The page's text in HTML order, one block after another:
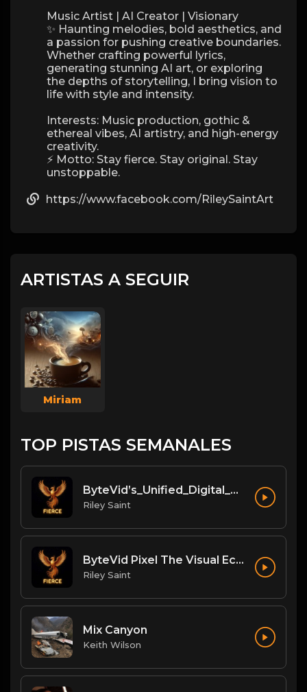
Music Artist | AI Creator | Visionary
✨ Haunting melodies, bold aesthetics, and
a passion for pushing creative boundaries.
Whether crafting powerful lyrics,
generating stunning AI art, or exploring
the depths of storytelling, I bring vision to
life with style and intensity.
Interests: Music production, gothic &
ethereal vibes, AI artistry, and high-energy
creativity.
⚡ Motto: Stay fierce. Stay original. Stay
unstoppable.
https://www.facebook.com/RileySaintArt
ARTISTAS A SEGUIR
Miriam
TOP PISTAS SEMANALES
ByteVid’s_Unified_Digital_Nation_for_Creators
Riley Saint
ByteVid Pixel The Visual Ecosystem Master Blueprint
Riley Saint
Mix Canyon
Keith Wilson